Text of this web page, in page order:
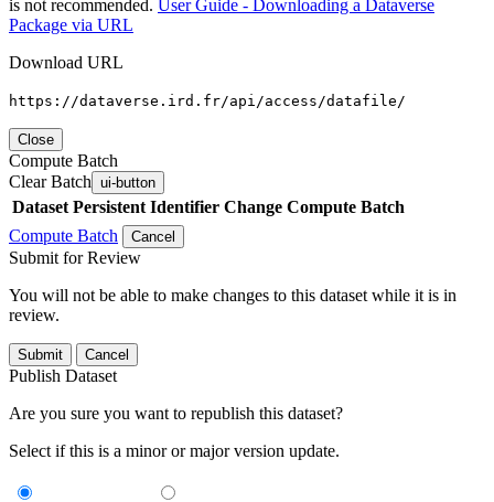
is not recommended. User Guide - Downloading a Dataverse
Package via URL
Download URL
https://dataverse.ird.fr/api/access/datafile/
Close
Compute Batch
Clear Batch ui-button
Dataset Persistent Identifier Change Compute Batch
Compute Batch
Cancel
Submit for Review
You will not be able to make changes to this dataset while it is in
review.
Submit Cancel
Publish Dataset
Are you sure you want to republish this dataset?
Select if this is a minor or major version update.